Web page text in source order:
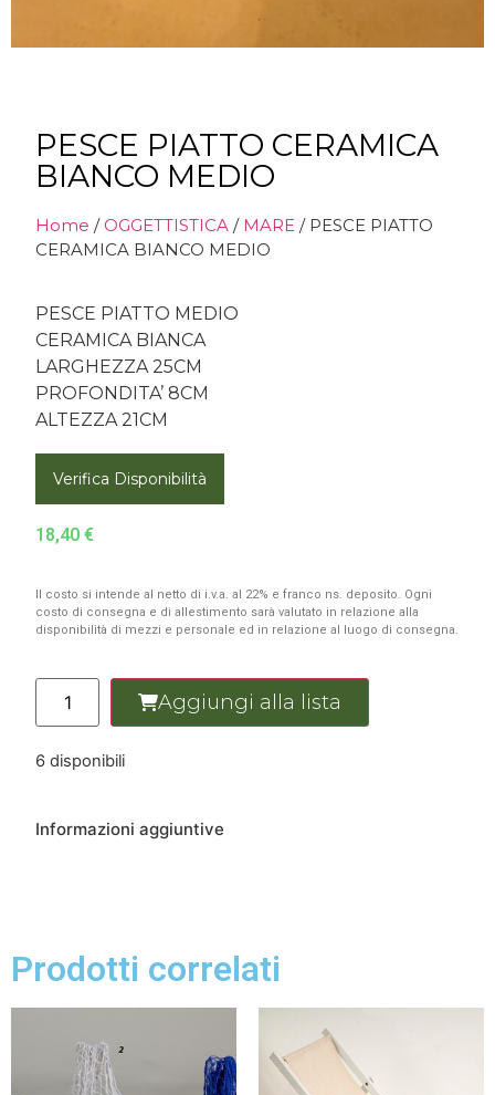
PESCE PIATTO CERAMICA
BIANCO MEDIO
Home / OGGETTISTICA / MARE / PESCE PIATTO
CERAMICA BIANCO MEDIO
PESCE PIATTO MEDIO
CERAMICA BIANCA
LARGHEZZA 25CM
PROFONDITA’ 8CM
ALTEZZA 21CM
Verifica Disponibilità
18,40 €
Il costo si intende al netto di i.v.a. al 22% e franco ns. deposito. Ogni
costo di consegna e di allestimento sarà valutato in relazione alla
disponibilità di mezzi e personale ed in relazione al luogo di consegna.
Aggiungi alla lista
6 disponibili
Informazioni aggiuntive
Prodotti correlati